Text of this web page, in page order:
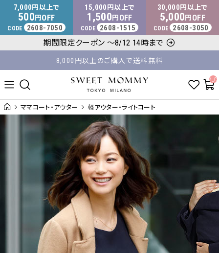
マタニティウェア・授乳服のスウィートマミー
7,000円以上で
500円OFF
CODE 2608-7050
15,000 円以上で
1,500 円 OFF
CODE 2608-1515
30,000 円以上で
5,000 円 OFF
CODE 2608-3050
期間限定クーポン ～8/12 14時まで
8,000円以上のご購入で送料無料
平日14時 / 土日祝12時まで のご注文で当日出荷！
ママコート・アウター 軽アウター・ライトコート